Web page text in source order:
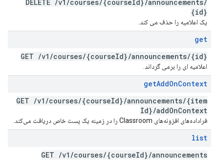
DELETE /v1 /courses/{courseId}/announcements/
{id}
یک اعلامیه را حذف می کند.
get
GET /v1 /courses/{courseId}/announcements/{id}
اعلامیه ای را برمی گرداند.
getAddOnContext
GET /v1 /courses/{courseId}/announcements/{item
Id}/addOnContext
فراداده‌های افزونه‌های Classroom را در زمینه یک پست خاص دریافت می‌کند.
list
GET /v1 /courses/{courseId}/announcements